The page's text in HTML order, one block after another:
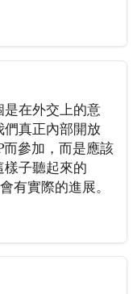
是在外交上的意
真正內部開放
參加，而是應該
子聽起來的
有實際的進展。